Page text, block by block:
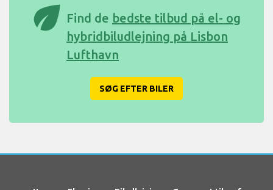
eco Find de bedste tilbud på el- og
hybridbiludlejning på Lisbon
Lufthavn
SØG EFTER BILER